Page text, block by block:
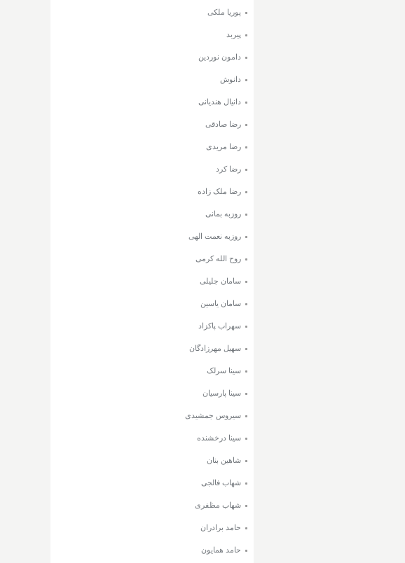
پوریا ملکی
پیربد
دامون نوردین
دانوش
دانیال هندیانی
رضا صادقی
رضا مریدی
رضا کرد
رضا ملک زاده
روزبه بمانی
روزبه نعمت الهی
روح الله کرمی
سامان جلیلی
سامان یاسین
سهراب پاکزاد
سهیل مهرزادگان
سینا سرلک
سینا پارسیان
سیروس جمشیدی
سینا درخشنده
شاهین بنان
شهاب فالجی
شهاب مظفری
حامد برادران
حامد همایون